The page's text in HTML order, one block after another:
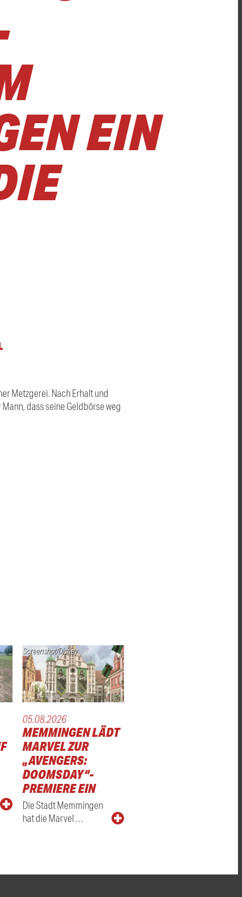
EIN
Metzgerei. Nach Erhalt und
dass seine Geldbörse weg
Screenshot/Disney
05.08.2026
MEMMINGEN LÄDT
MARVEL ZUR
„AVENGERS:
DOOMSDAY“-
PREMIERE EIN
Die Stadt Memmingen
hat die Marvel …